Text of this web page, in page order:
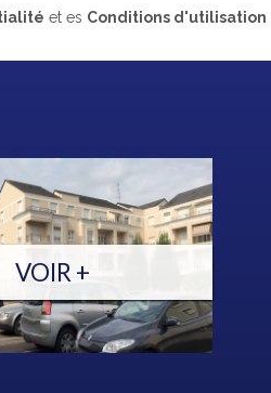
et es Conditions d'utilisation
VOIR +